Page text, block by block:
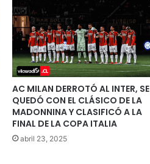
AC MILAN DERROTÓ AL INTER, SE
QUEDÓ CON EL CLÁSICO DE LA
MADONNINA Y CLASIFICÓ A LA
FINAL DE LA COPA ITALIA
abril 23, 2025